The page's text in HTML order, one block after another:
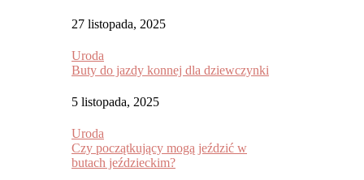
27 listopada, 2025
Uroda
Buty do jazdy konnej dla dziewczynki
5 listopada, 2025
Uroda
Czy początkujący mogą jeździć w
butach jeździeckim?